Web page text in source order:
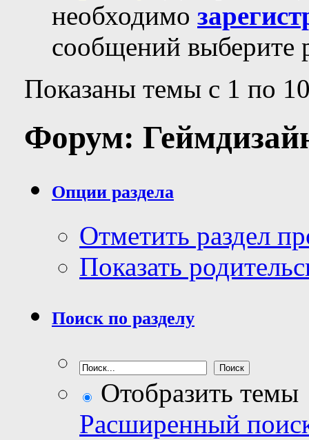
необходимо
сообщений выберите
Показаны темы с 1 по
Форум:
Опции раздела
Отметить раздел
Показать
Поиск по разделу
Отобразить темы
Расширенный